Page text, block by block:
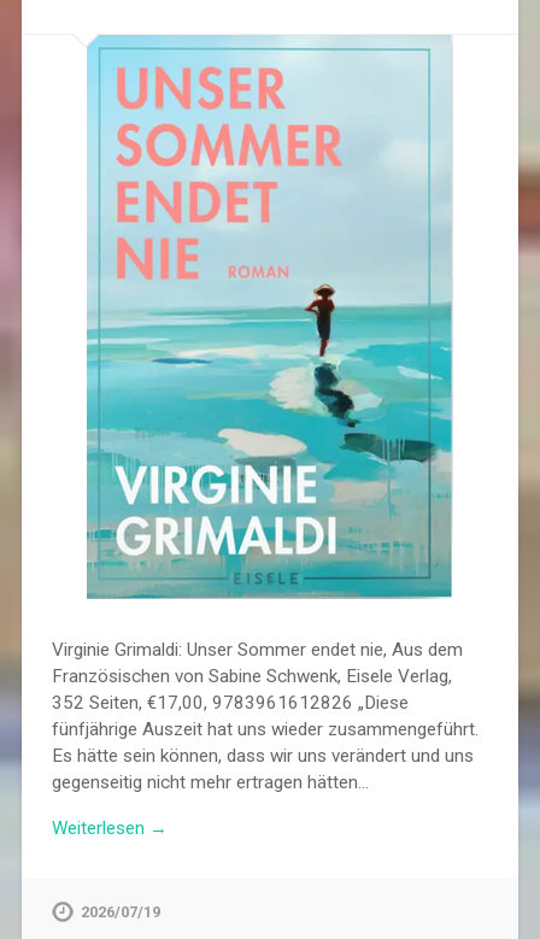
Virginie Grimaldi: Unser Sommer endet nie, Aus dem
Französischen von Sabine Schwenk, Eisele Verlag,
352 Seiten, €17,00, 9783961612826 „Diese
fünfjährige Auszeit hat uns wieder zusammengeführt.
Es hätte sein können, dass wir uns verändert und uns
gegenseitig nicht mehr ertragen hätten…
Weiterlesen →
2026/07/19